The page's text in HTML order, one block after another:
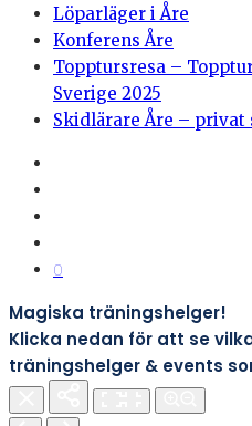
Löparläger i Åre
Konferens Åre
Topptursresa –
Sverige 2025
Skidlärare Åre – privat
0
Magiska träningshelger!
Klicka nedan för att se
träningshelger & events